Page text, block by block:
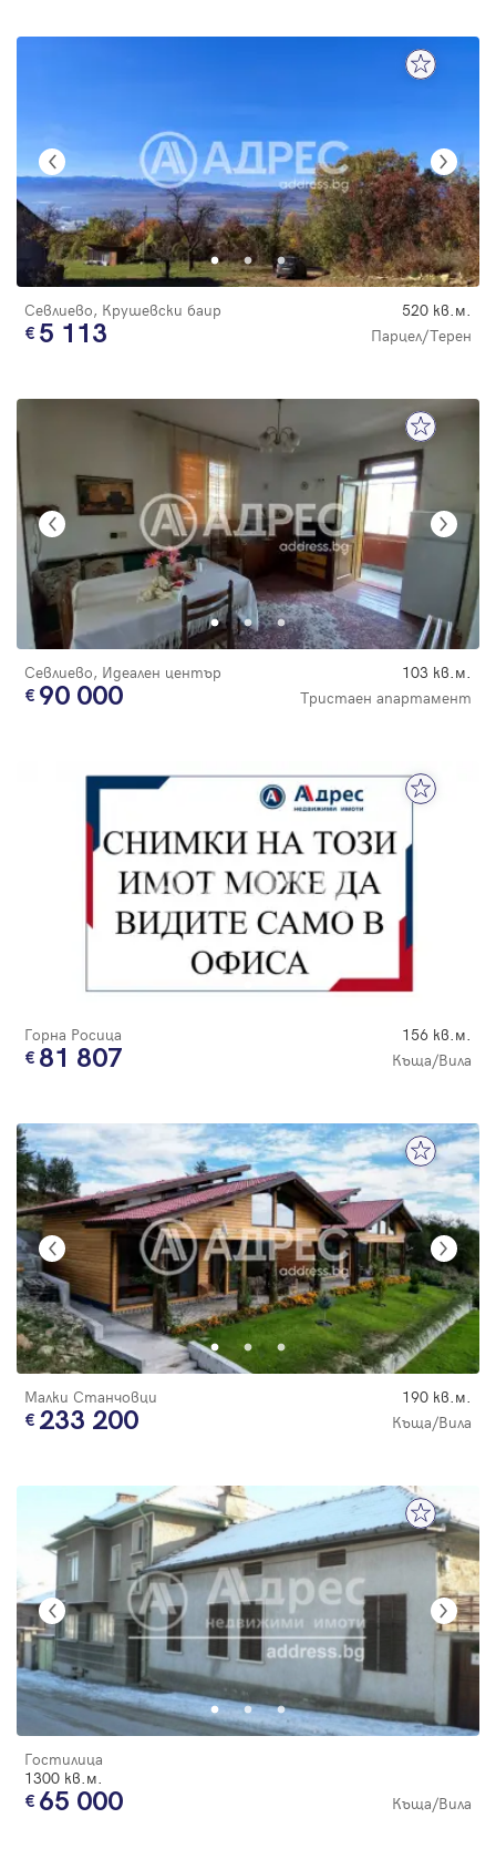
Севлиево, Крушевски баир 520 кв.м.
5 113 Парцел/Терен
Севлиево, Идеален център 103 кв.м.
90 000 Тристаен апартамент
Горна Росица 156 кв.м.
81 807 Къща/Вила
Малки Станчовци 190 кв.м.
233 200 Къща/Вила
Гостилица
1300 кв.м.
65 000 Къща/Вила